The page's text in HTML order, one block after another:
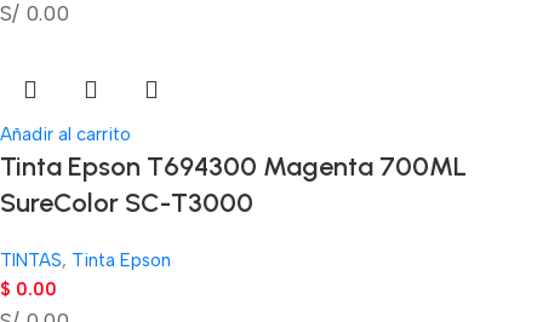
S/ 0.00
Añadir al carrito
Tinta Epson T694300 Magenta 700ML
SureColor SC-T3000
TINTAS, Tinta Epson
$ 0.00